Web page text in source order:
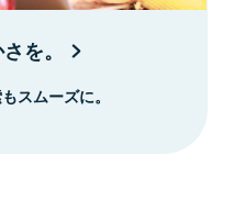
を。
スムーズに。